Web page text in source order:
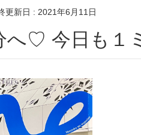
更新日 : 2021年6月11日
へ♡ 今日も１